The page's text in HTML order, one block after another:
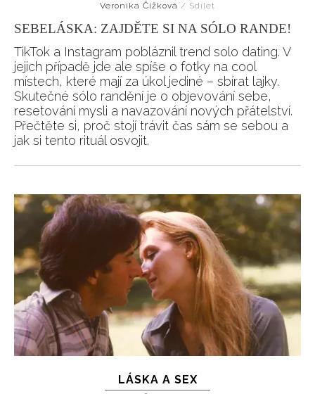
Veronika Čížková / Sdílet
SEBELÁSKA: ZAJDĚTE SI NA SÓLO RANDE!
TikTok a Instagram pobláznil trend solo dating. V
jejich případě jde ale spíše o fotky na cool
místech, které mají za úkol jediné – sbírat lajky.
Skutečné sólo randění je o objevování sebe,
resetování mysli a navazování nových přátelství.
Přečtěte si, proč stojí trávit čas sám se sebou a
jak si tento rituál osvojit.
LÁSKA A SEX